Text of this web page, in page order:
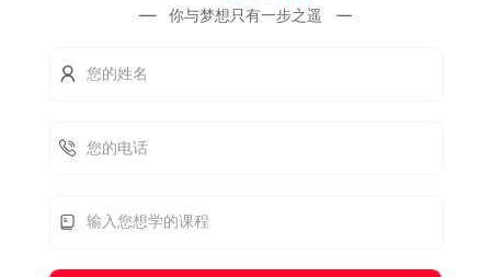
你与梦想只有一步之遥